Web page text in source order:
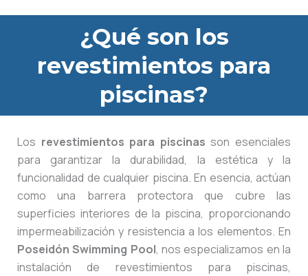
¿Qué son los
revestimientos para
piscinas?
Los revestimientos para piscinas son esenciales
para garantizar la durabilidad, la estética y la
funcionalidad de cualquier piscina. En esencia, actúan
como una barrera protectora que cubre las
superficies interiores de la piscina, proporcionando
impermeabilización y resistencia a los elementos. En
Poseidón Swimming Pool, nos especializamos en la
instalación de revestimientos para piscinas,